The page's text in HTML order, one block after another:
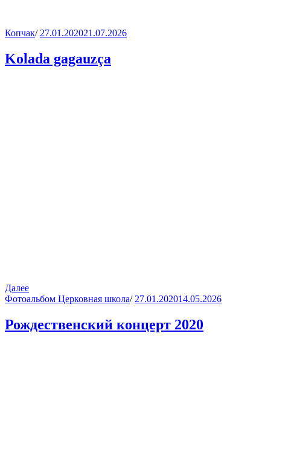
Копчак/ 27.01.202021.07.2026
Kolada gagauzça
Далее
Фотоальбом Церковная школа/ 27.01.202014.05.2026
Рождественский концерт 2020